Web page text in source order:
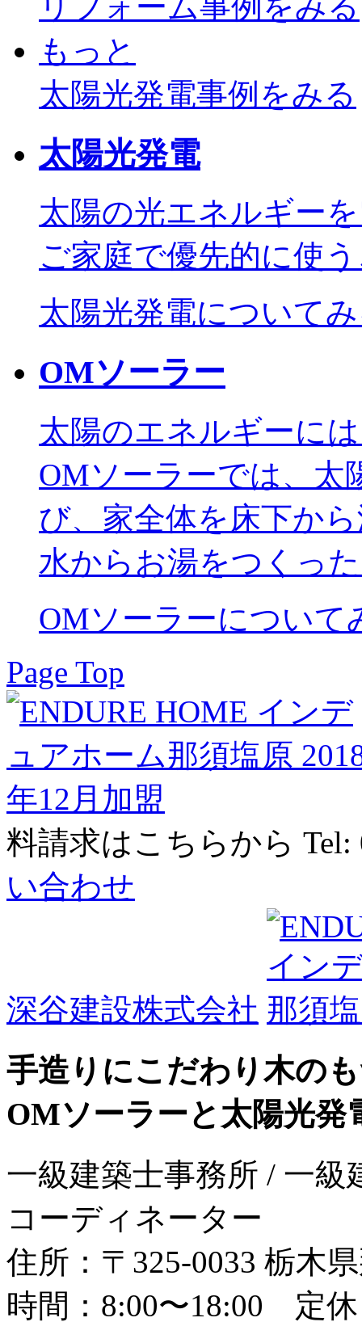
もっと
太陽光発電事例 をみる
太陽光発電
太陽の光エネルギー
ご家庭で優先的に使
太陽光発電について
OMソーラー
太陽のエネルギーに
OMソーラーでは、太
び、家全体を床下か
水からお湯をつくっ
OMソーラーについて
Page Top
料請求はこちらから Tel:
い合わせ
深谷建設株式会社
手造りにこだわり木の
OMソーラーと太陽光発
一級建築士事務所 / 一級
コーディネーター
住所：〒325-0033 栃木
時間：8:00〜18:00 定